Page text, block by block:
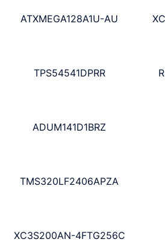
ATXMEGA128A1U-AU
TPS54541DPRR
ADUM141D1BRZ
TMS320LF2406APZA
XC3S200AN-4FTG256C